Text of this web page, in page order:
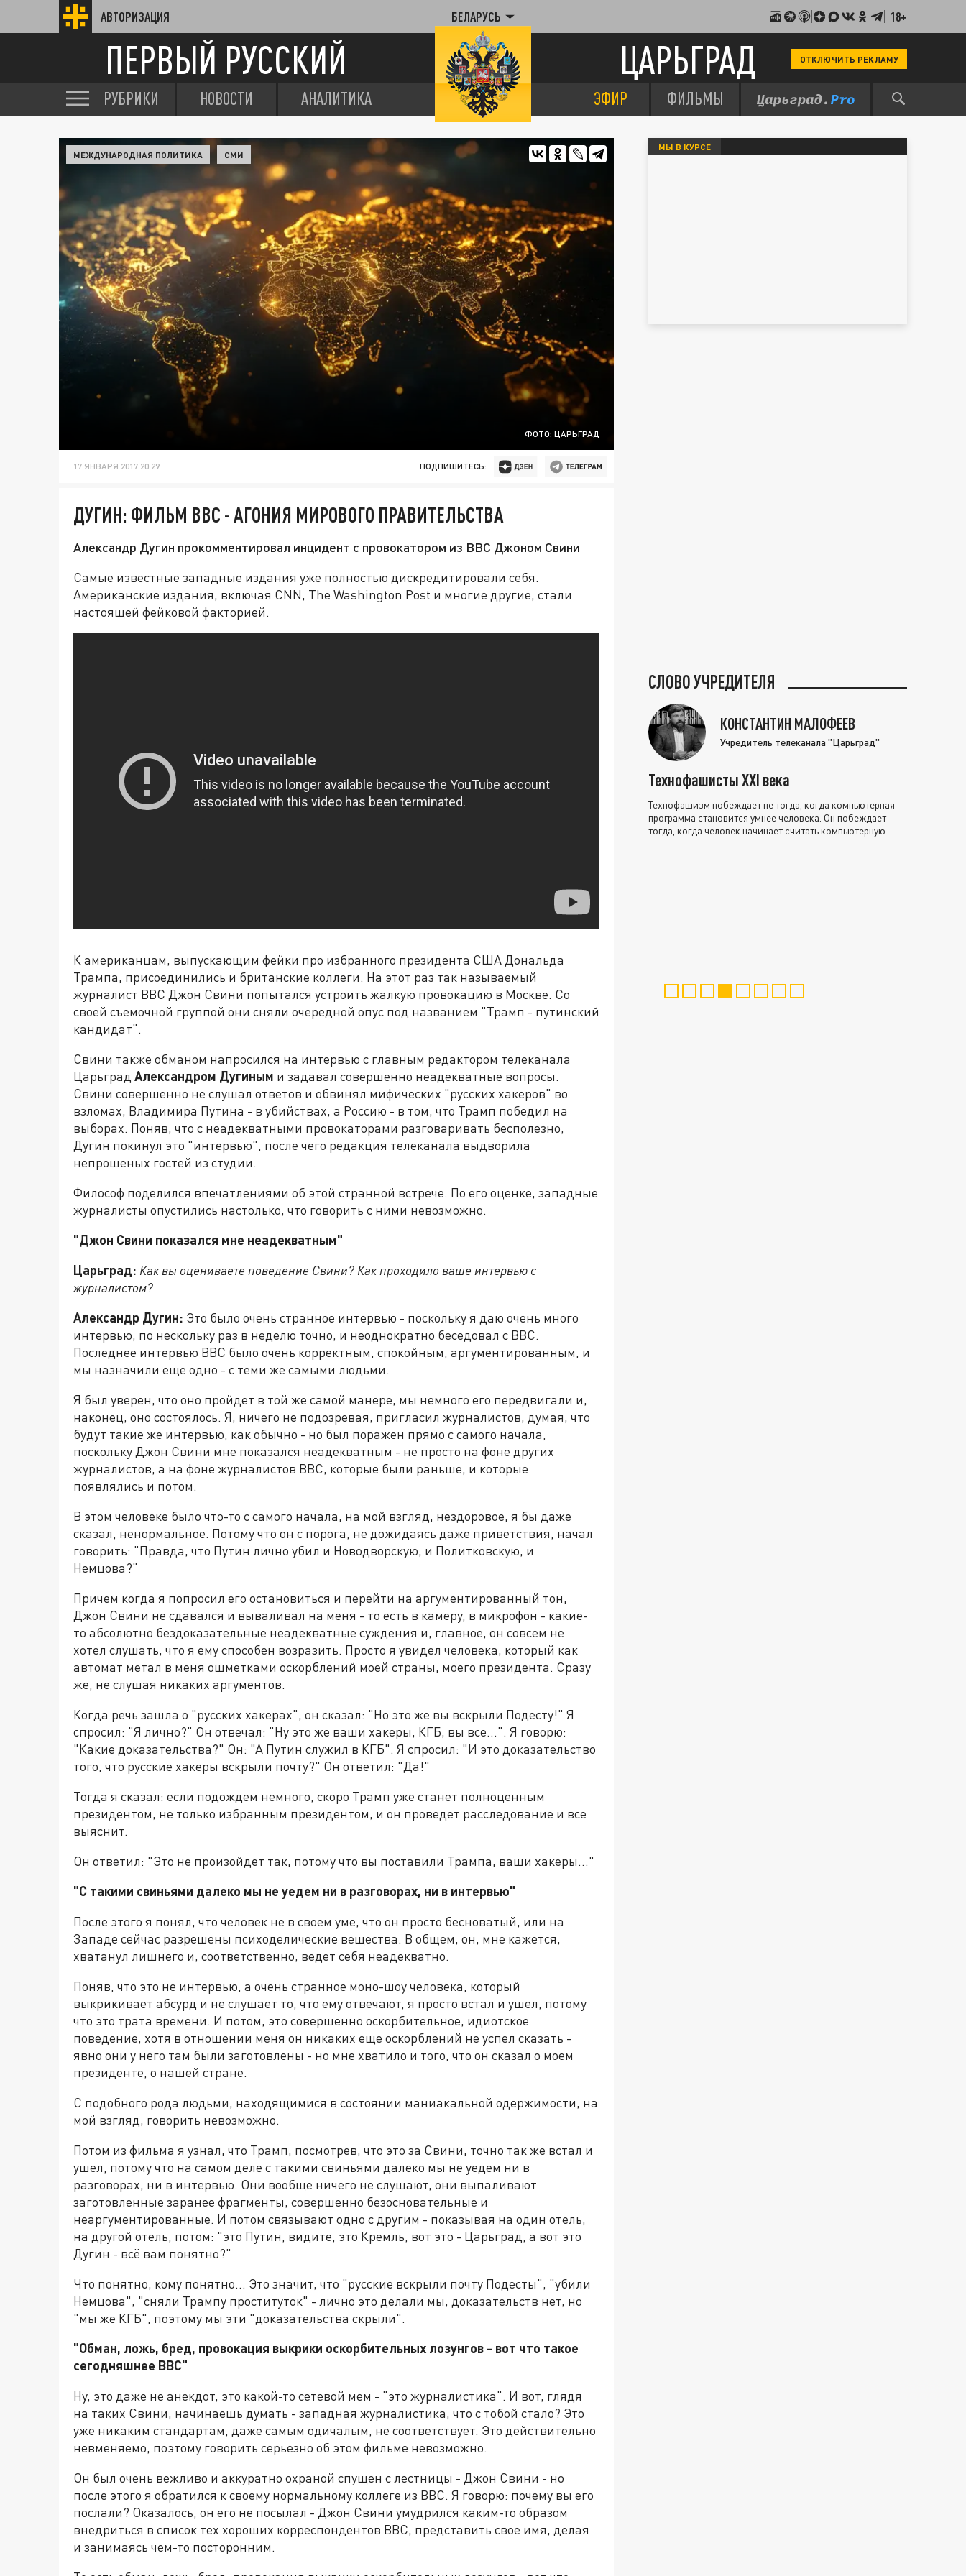
АВТОРИЗАЦИЯ БЕЛАРУСЬ 18+
ПЕРВЫЙ РУССКИЙ ЦАРЬГРАД ОТКЛЮЧИТЬ РЕКЛАМУ
РУБРИКИ НОВОСТИ АНАЛИТИКА ЭФИР ФИЛЬМЫ
ФОТО: ЦАРЬГРАД
МЕЖДУНАРОДНАЯ ПОЛИТИКА СМИ
17 ЯНВАРЯ 2017 20:29 ПОДПИШИТЕСЬ:
ДУГИН: ФИЛЬМ BBC - АГОНИЯ МИРОВОГО ПРАВИТЕЛЬСТВА
Александр Дугин прокомментировал инцидент с провокатором из BBC Джоном Свини
Самые известные западные издания уже полностью дискредитировали себя.
Американские издания, включая CNN, The Washington Post и многие другие, стали
настоящей фейковой факторией.
К американцам, выпускающим фейки про избранного президента США Дональда
Трампа, присоединились и британские коллеги. На этот раз так называемый
журналист BBC Джон Свини попытался устроить жалкую провокацию в Москве. Со
своей съемочной группой они сняли очередной опус под названием "Трамп - путинский
кандидат".
Свини также обманом напросился на интервью с главным редактором телеканала
Царьград Александром Дугиным и задавал совершенно неадекватные вопросы.
Свини совершенно не слушал ответов и обвинял мифических "русских хакеров" во
взломах, Владимира Путина - в убийствах, а Россию - в том, что Трамп победил на
выборах. Поняв, что с неадекватными провокаторами разговаривать бесполезно,
Дугин покинул это "интервью", после чего редакция телеканала выдворила
непрошеных гостей из студии.
Философ поделился впечатлениями об этой странной встрече. По его оценке, западные
журналисты опустились настолько, что говорить с ними невозможно.
"Джон Свини показался мне неадекватным"
Царьград: Как вы оцениваете поведение Свини? Как проходило ваше интервью с
журналистом?
Александр Дугин: Это было очень странное интервью - поскольку я даю очень много
интервью, по нескольку раз в неделю точно, и неоднократно беседовал с BBC.
Последнее интервью BBC было очень корректным, спокойным, аргументированным, и
мы назначили еще одно - с теми же самыми людьми.
Я был уверен, что оно пройдет в той же самой манере, мы немного его передвигали и,
наконец, оно состоялось. Я, ничего не подозревая, пригласил журналистов, думая, что
будут такие же интервью, как обычно - но был поражен прямо с самого начала,
поскольку Джон Свини мне показался неадекватным - не просто на фоне других
журналистов, а на фоне журналистов BBC, которые были раньше, и которые
появлялись и потом.
В этом человеке было что-то с самого начала, на мой взгляд, нездоровое, я бы даже
сказал, ненормальное. Потому что он с порога, не дожидаясь даже приветствия, начал
говорить: "Правда, что Путин лично убил и Новодворскую, и Политковскую, и
Немцова?"
Причем когда я попросил его остановиться и перейти на аргументированный тон,
Джон Свини не сдавался и вываливал на меня - то есть в камеру, в микрофон - какие-
то абсолютно бездоказательные неадекватные суждения и, главное, он совсем не
хотел слушать, что я ему способен возразить. Просто я увидел человека, который как
автомат метал в меня ошметками оскорблений моей страны, моего президента. Сразу
же, не слушая никаких аргументов.
Когда речь зашла о "русских хакерах", он сказал: "Но это же вы вскрыли Подесту!" Я
спросил: "Я лично?" Он отвечал: "Ну это же ваши хакеры, КГБ, вы все...". Я говорю:
"Какие доказательства?" Он: "А Путин служил в КГБ". Я спросил: "И это доказательство
того, что русские хакеры вскрыли почту?" Он ответил: "Да!"
Тогда я сказал: если подождем немного, скоро Трамп уже станет полноценным
президентом, не только избранным президентом, и он проведет расследование и все
выяснит.
Он ответил: "Это не произойдет так, потому что вы поставили Трампа, ваши хакеры..."
"С такими свиньями далеко мы не уедем ни в разговорах, ни в интервью"
После этого я понял, что человек не в своем уме, что он просто бесноватый, или на
Западе сейчас разрешены психоделические вещества. В общем, он, мне кажется,
хватанул лишнего и, соответственно, ведет себя неадекватно.
Поняв, что это не интервью, а очень странное моно-шоу человека, который
выкрикивает абсурд и не слушает то, что ему отвечают, я просто встал и ушел, потому
что это трата времени. И потом, это совершенно оскорбительное, идиотское
поведение, хотя в отношении меня он никаких еще оскорблений не успел сказать -
явно они у него там были заготовлены - но мне хватило и того, что он сказал о моем
президенте, о нашей стране.
С подобного рода людьми, находящимися в состоянии маниакальной одержимости, на
мой взгляд, говорить невозможно.
Потом из фильма я узнал, что Трамп, посмотрев, что это за Свини, точно так же встал и
ушел, потому что на самом деле с такими свиньями далеко мы не уедем ни в
разговорах, ни в интервью. Они вообще ничего не слушают, они выпаливают
заготовленные заранее фрагменты, совершенно безосновательные и
неаргументированные. И потом связывают одно с другим - показывая на один отель,
на другой отель, потом: "это Путин, видите, это Кремль, вот это - Царьград, а вот это
Дугин - всё вам понятно?"
Что понятно, кому понятно... Это значит, что "русские вскрыли почту Подесты", "убили
Немцова", "сняли Трампу проституток" - лично это делали мы, доказательств нет, но
"мы же КГБ", поэтому мы эти "доказательства скрыли".
"Обман, ложь, бред, провокация выкрики оскорбительных лозунгов - вот что такое
сегодняшнее BBC"
Ну, это даже не анекдот, это какой-то сетевой мем - "это журналистика". И вот, глядя
на таких Свини, начинаешь думать - западная журналистика, что с тобой стало? Это
уже никаким стандартам, даже самым одичалым, не соответствует. Это действительно
невменяемо, поэтому говорить серьезно об этом фильме невозможно.
Он был очень вежливо и аккуратно охраной спущен с лестницы - Джон Свини - но
после этого я обратился к своему нормальному коллеге из BBC. Я говорю: почему вы его
послали? Оказалось, он его не посылал - Джон Свини умудрился каким-то образом
внедриться в список тех хороших корреспондентов BBC, представить свое имя, делая
и занимаясь чем-то посторонним.
МЫ В КУРСЕ
СЛОВО УЧРЕДИТЕЛЯ
КОНСТАНТИН МАЛОФЕЕВ
Учредитель телеканала "Царьград"
Технофашисты XXI века
Технофашизм побеждает не тогда, когда компьютерная
программа становится умнее человека. Он побеждает
тогда, когда человек начинает считать компьютерную